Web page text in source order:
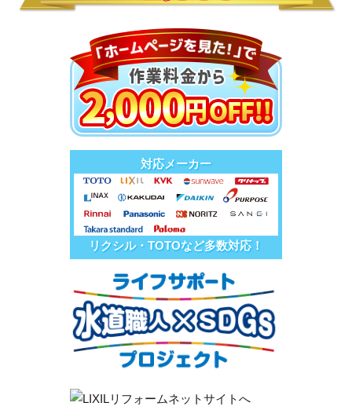
対応メーカー
リクシル・TOTOなど多数対応！